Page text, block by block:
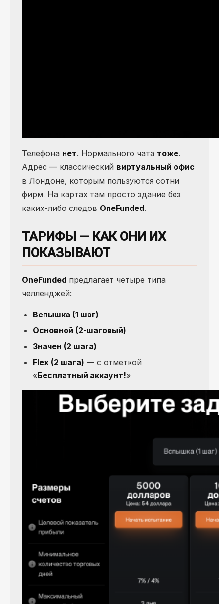
Телефона нет. Нормального чата тоже.
Адрес — классический виртуальный офис
в Лондоне, которым пользуются сотни
фирм. На картах там просто здание без
каких-либо следов OneFunded.
ТАРИФЫ — КАК ОНИ ИХ
ПОКАЗЫВАЮТ
OneFunded предлагает четыре типа
челленджей:
Вспышка (1 шаг)
Основной (2-шаговый)
Значен (2 шага)
Flex (2 шага) — с отметкой
«Бесплатный аккаунт!»